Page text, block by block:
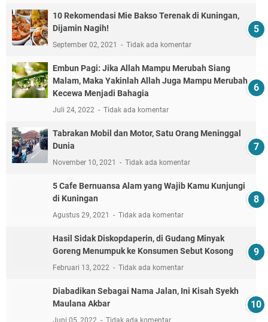
10 Rekomendasi Mie Bakso Terenak di Kuningan,
Dijamin Nagih!
September 02, 2021 Tidak ada komentar
Embun Pagi: Jika Allah Mampu Merubah Siang
Malam, Maka Yakinlah Allah Juga Mampu Merubah
Kecewa Menjadi Bahagia
Juli 24, 2022 Tidak ada komentar
Tabrakan Mobil dan Motor, Satu Orang Meninggal
Dunia
November 10, 2021 Tidak ada komentar
5 Cafe Bernuansa Alam yang Wajib Kamu Kunjungi
di Kuningan
Agustus 29, 2021 Tidak ada komentar
Hasil Sidak Diskopdaperin, di Gudang Minyak
Goreng Menumpuk ke Konsumen Sebut Kosong
Februari 13, 2022 Tidak ada komentar
Diabadikan Sebagai Nama Jalan, Ini Kisah Syekh
Maulana Akbar
Juni 05, 2022 Tidak ada komentar